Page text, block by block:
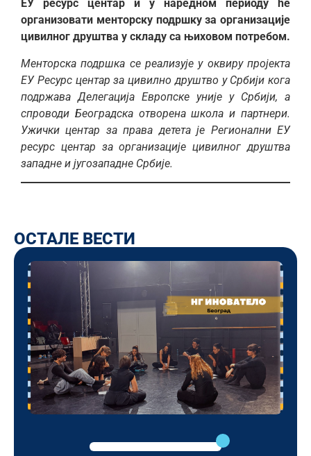
ЕУ ресурс центар и у наредном периоду ће
организовати менторску подршку за организације
цивилног друштва у складу са њиховом потребом.
Менторска подршка се реализује у оквиру пројекта
ЕУ Ресурс центар за цивилно друштво у Србији кога
подржава Делегација Европске уније у Србији, а
спроводи Београдска отворена школа и партнери.
Ужички центар за права детета је Регионални ЕУ
ресурс центар за организације цивилног друштва
западне и југозападне Србије.
ОСТАЛЕ ВЕСТИ